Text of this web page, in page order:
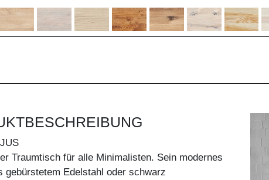
Traumtisch für alle Minimalisten. Sein modernes
gebürstetem Edelstahl oder schwarz